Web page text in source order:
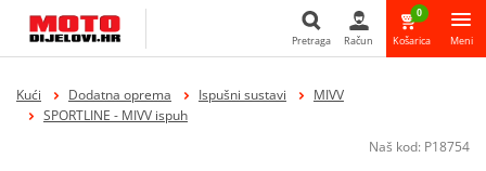
Pretraga Račun
0
Košarica Meni
Kući Dodatna oprema Ispušni sustavi
MIVV
SPORTLINE - MIVV ispuh
Naš kod: P18754